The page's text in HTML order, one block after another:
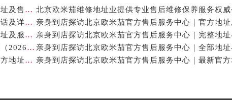
亲身到店探访北京欧米茄官方售后服务中心｜全新地址及售后热线（2026年7月最新）
亲身到店探访北京欧米茄官方售后服务中心｜服务电话及详细网点地址（2026年7月最新）
亲身到店探访北京欧米茄官方售后服务中心｜网点地址及服务电话（2026年7月最新）
北京欧米茄手表售后修理保养中心地址电话权威公示（2026年7月最新）
亲身到店探访北京欧米茄官方售后服务中心｜最新官方地址及服务电话（2026年7月最新）